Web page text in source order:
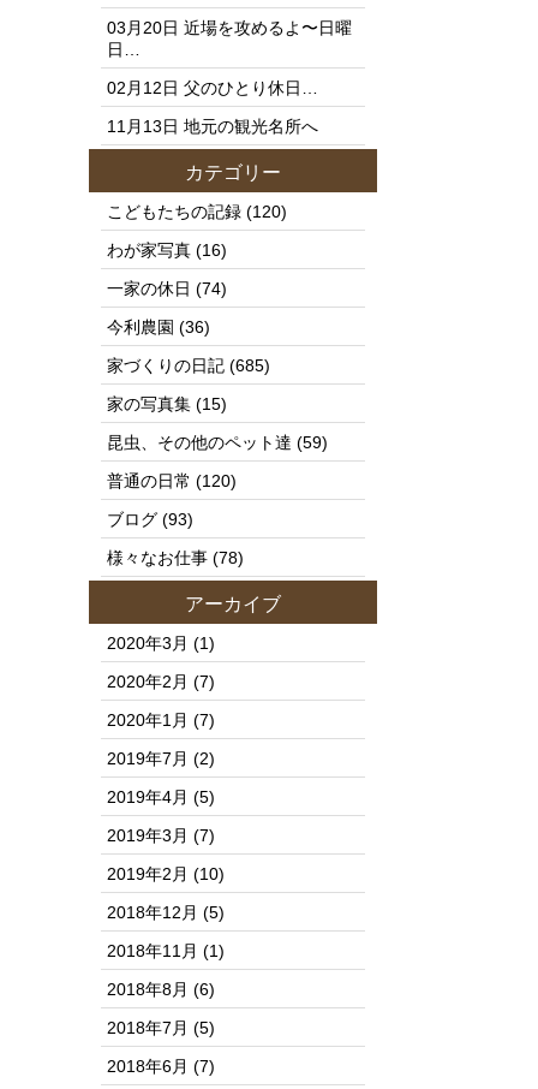
03月20日 近場を攻めるよ〜日曜
日…
02月12日 父のひとり休日…
11月13日 地元の観光名所へ
カテゴリー
こどもたちの記録 (120)
わが家写真 (16)
一家の休日 (74)
今利農園 (36)
家づくりの日記 (685)
家の写真集 (15)
昆虫、その他のペット達 (59)
普通の日常 (120)
ブログ (93)
様々なお仕事 (78)
アーカイブ
2020年3月 (1)
2020年2月 (7)
2020年1月 (7)
2019年7月 (2)
2019年4月 (5)
2019年3月 (7)
2019年2月 (10)
2018年12月 (5)
2018年11月 (1)
2018年8月 (6)
2018年7月 (5)
2018年6月 (7)